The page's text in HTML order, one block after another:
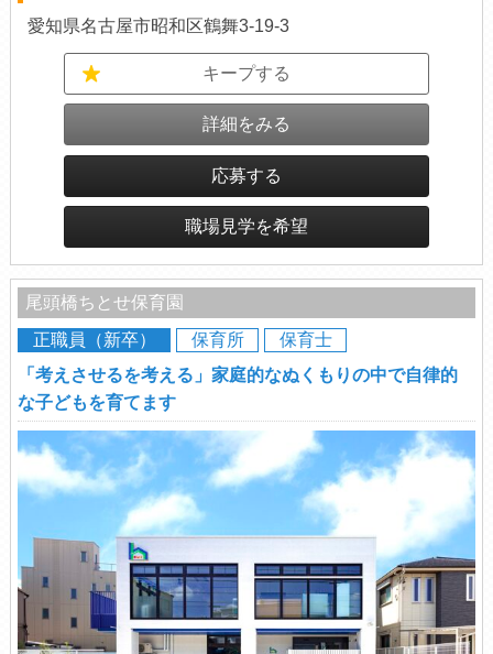
愛知県名古屋市昭和区鶴舞3-19-3
キープする
詳細をみる
応募する
職場見学を希望
尾頭橋ちとせ保育園
正職員（新卒）
保育所
保育士
「考えさせるを考える」家庭的なぬくもりの中で自律的
な子どもを育てます